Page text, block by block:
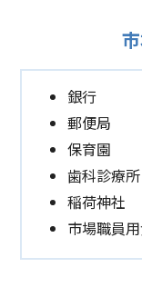
銀行
郵便局
保育園
歯科診療所
稲荷神社
市場職員